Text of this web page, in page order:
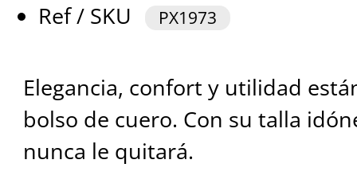
Ref / SKU
PX1973
Elegancia, confort y utilidad
bolso de cuero. Con su talla
nunca le quitará.